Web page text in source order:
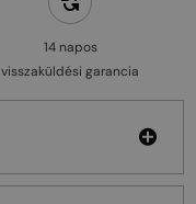
14 napos
visszaküldési garancia